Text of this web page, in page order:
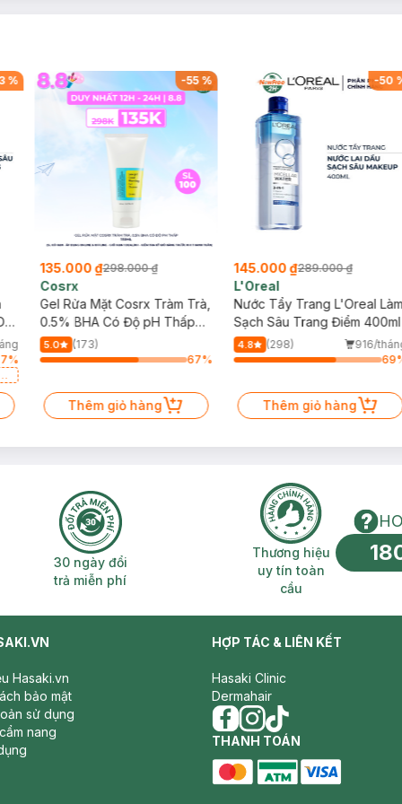
%
%
-55%
135.000 ₫298.000 ₫
Cosrx
Gel Rửa Mặt Cosrx Tràm Trà,
0.5% BHA Có Độ pH Thấp
150ml
5.0
(173)
67%
Thêm giỏ hàng
-50
145.000 ₫289.000 ₫
L'Oreal
Nước Tẩy Trang L'Oreal
Sạch Sâu Trang Điểm 400ml
4.8 (298)
916/
69
Thêm giỏ hàng
2H 30 ngày đổi trả miễn phí
30 ngày đổi
trả miễn phí
Thương hiệu
Thương hiệu
uy tín toàn
cầu
Hasaki.vn
bảo mật
sử dụng
nang
HỢP TÁC & LIÊN KẾT
Hasaki Clinic
Dermahair
facebook
instagram
tiktok
THANH TOÁN